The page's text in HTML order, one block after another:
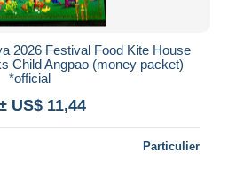
2026 Festival Food Kite House
Child Angpao (money packet)
*official
US$ 11,44
Particulier